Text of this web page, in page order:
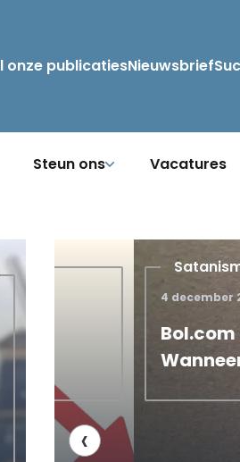
onze publicatiesNieuwsbrief
Steun ons Vacatures
Satanisme
4 december 2025
Bol.com haalt
Wanneer
‹